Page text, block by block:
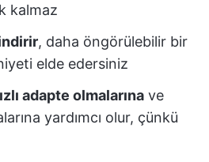
kalmaz
, daha öngörülebilir bir
elde edersiniz
adapte olmalarına ve
yardımcı olur, çünkü